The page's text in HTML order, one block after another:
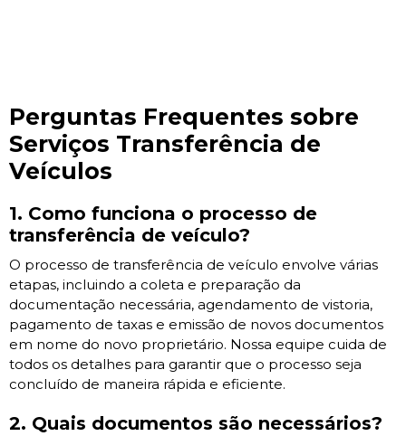
Perguntas Frequentes sobre
Serviços Transferência de
Veículos
1. Como funciona o processo de
transferência de veículo?
O processo de transferência de veículo envolve várias
etapas, incluindo a coleta e preparação da
documentação necessária, agendamento de vistoria,
pagamento de taxas e emissão de novos documentos
em nome do novo proprietário. Nossa equipe cuida de
todos os detalhes para garantir que o processo seja
concluído de maneira rápida e eficiente.
2. Quais documentos são necessários?